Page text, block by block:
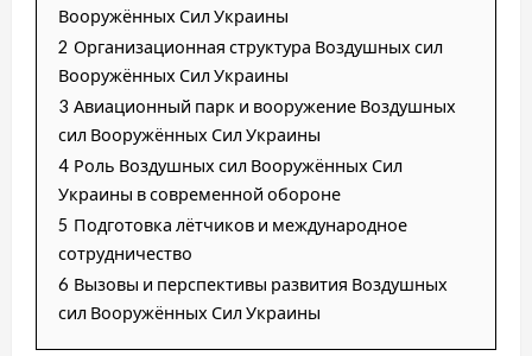
Вооружённых Сил Украины
2 Организационная структура Воздушных сил
Вооружённых Сил Украины
3 Авиационный парк и вооружение Воздушных
сил Вооружённых Сил Украины
4 Роль Воздушных сил Вооружённых Сил
Украины в современной обороне
5 Подготовка лётчиков и международное
сотрудничество
6 Вызовы и перспективы развития Воздушных
сил Вооружённых Сил Украины